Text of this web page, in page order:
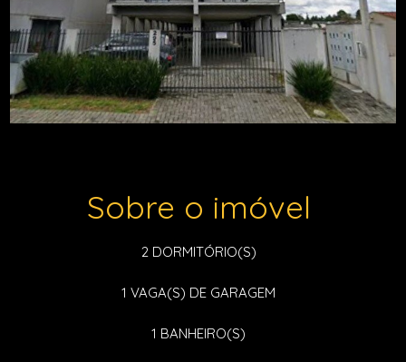
Sobre o imóvel
2DORMITÓRIO(S)
1 VAGA(S) DE GARAGEM
1 BANHEIRO(S)